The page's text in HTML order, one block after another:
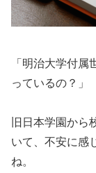
「明治大学付
っているの？」
旧日本学園から
いて、不安に感
ね。